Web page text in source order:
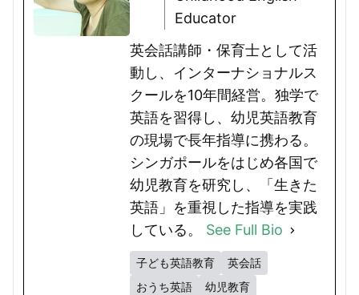
Educator
英会話講師・保育士として活
動し、インターナショナルス
クールを10年間経営。独学で
英語を習得し、幼児英語教育
の現場で長年指導に携わる。
シンガポールをはじめ各国で
幼児教育を研究し、「生きた
英語」を重視した指導を実践
している。 See Full Bio
子ども英語教育
英会話
おうち英語
幼児教育